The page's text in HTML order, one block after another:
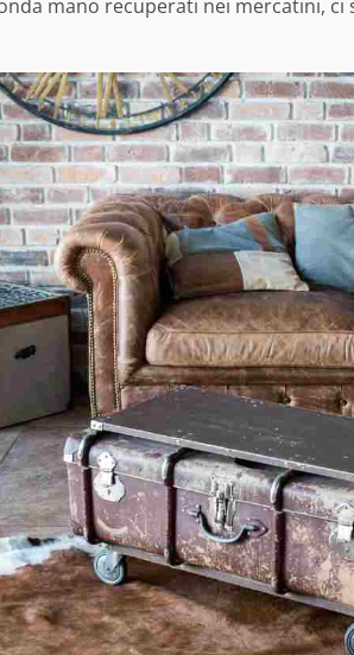
mano recuperati nei mercatini,